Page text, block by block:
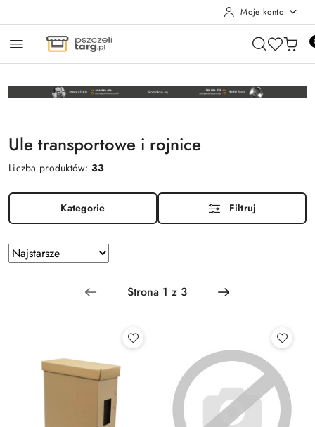
Moje konto
Ule transportowe i rojnice
Liczba produktów:33
Kategorie Filtruj
Zastosowano
sortowanie:
Sortuj
według